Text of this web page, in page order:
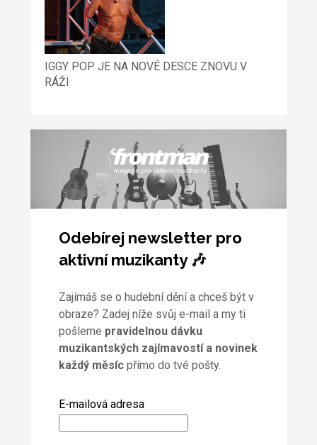
IGGY POP JE NA NOVÉ DESCE ZNOVU V
RÁŽI
Odebírej newsletter pro
aktivní muzikanty 🎶
Zajímáš se o hudební dění a chceš být v
obraze? Zadej níže svůj e-mail a my ti
pošleme pravidelnou dávku
muzikantských zajímavostí a novinek
každý měsícpřímo do tvé pošty.
E-mailová adresa